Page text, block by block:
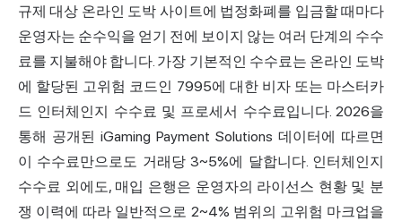
규제 대상 온라인 도박 사이트에 법정화폐를 입금할 때마다
운영자는 순수익을 얻기 전에 보이지 않는 여러 단계의 수수
료를 지불해야 합니다. 가장 기본적인 수수료는 온라인 도박
에 할당된 고위험 코드인 7995에 대한 비자 또는 마스터카
드 인터체인지 수수료 및 프로세서 수수료입니다. 2026을
통해 공개된 iGaming Payment Solutions 데이터에 따르면
이 수수료만으로도 거래당 3~5%에 달합니다. 인터체인지
수수료 외에도, 매입 은행은 운영자의 라이선스 현황 및 분
쟁 이력에 따라 일반적으로 2~4% 범위의 고위험 마크업을